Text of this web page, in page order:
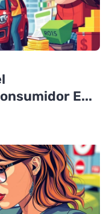
E...